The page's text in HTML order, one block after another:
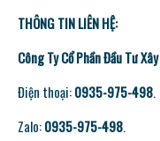
THÔNG TIN LIÊN HỆ:
Công Ty Cổ Phần Đầu Tư
Điện thoại:0935-975-498.
Zalo:0935-975-498.